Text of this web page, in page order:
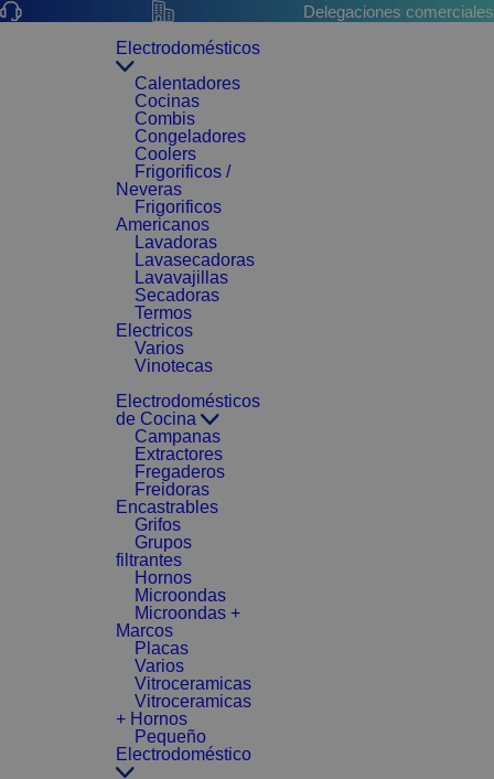
Delegaciones comerciales
Electrodomésticos
Calentadores
Cocinas
Combis
Congeladores
Coolers
Frigorificos /
Neveras
Frigorificos
Americanos
Lavadoras
Lavasecadoras
Lavavajillas
Secadoras
Termos
Electricos
Varios
Vinotecas
Electrodomésticos
de Cocina
Campanas
Extractores
Fregaderos
Freidoras
Encastrables
Grifos
Grupos
filtrantes
Hornos
Microondas
Microondas +
Marcos
Placas
Varios
Vitroceramicas
Vitroceramicas
+ Hornos
Pequeño
Electrodoméstico